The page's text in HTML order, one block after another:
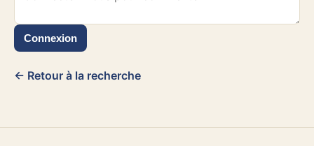
Connexion
← Retour à la recherche